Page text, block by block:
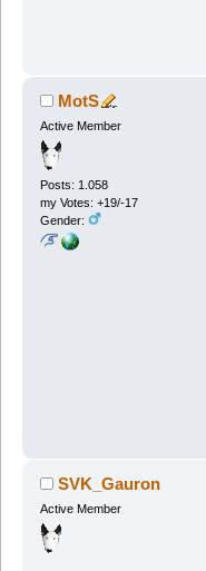
MotS
Active Member
Posts: 1.058
my Votes: +19/-17
Gender:
SVK_Gauron
Active Member